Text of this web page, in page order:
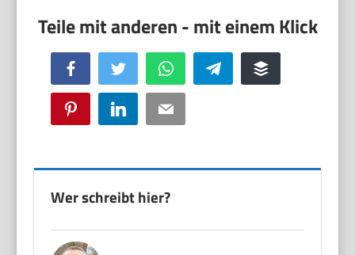
Facebook Twitter WhatsApp Telegram Buffer
Pinterest LinkedIn Email
Wer schreibt hier?